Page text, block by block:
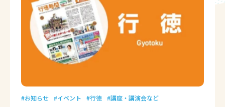
お知らせ イベント 行徳 講座・講演会など